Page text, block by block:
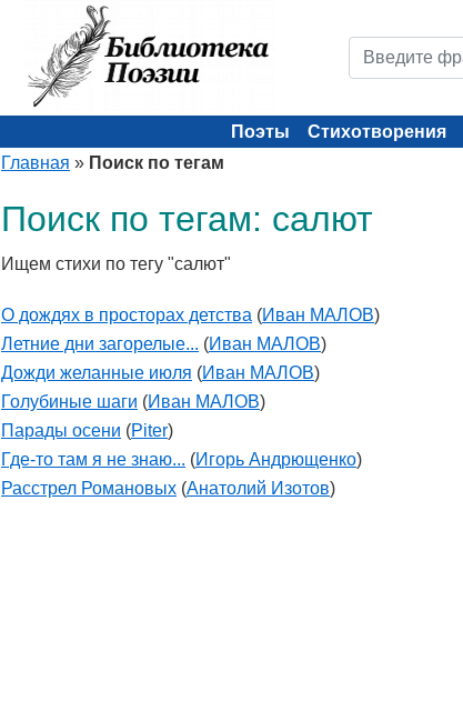
Поэты Стихотворения
Главная » Поиск по тегам
Поиск по тегам: салют
Ищем стихи по тегу "салют"
О дождях в просторах детства (Иван МАЛОВ)
Летние дни загорелые... (Иван МАЛОВ)
Дожди желанные июля (Иван МАЛОВ)
Голубиные шаги (Иван МАЛОВ)
Парады осени (Piter)
Где-то там я не знаю... (Игорь Андрющенко)
Расстрел Романовых (Анатолий Изотов)